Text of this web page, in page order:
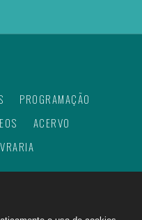
PROGRAMAÇÃO
ACERVO
os direitos